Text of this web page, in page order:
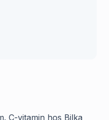
C-vitamin hos Bilka